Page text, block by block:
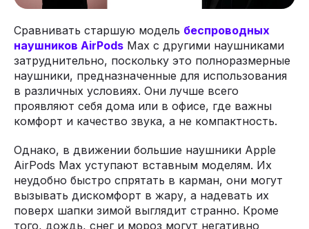
Сравнивать старшую модель беспроводных
наушников AirPods Max с другими наушниками
затруднительно, поскольку это полноразмерные
наушники, предназначенные для использования
в различных условиях. Они лучше всего
проявляют себя дома или в офисе, где важны
комфорт и качество звука, а не компактность.
Однако, в движении большие наушники Apple
AirPods Max уступают вставным моделям. Их
неудобно быстро спрятать в карман, они могут
вызывать дискомфорт в жару, а надевать их
поверх шапки зимой выглядит странно. Кроме
того, дождь, снег и мороз могут негативно